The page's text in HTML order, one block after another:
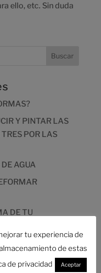
ello, etc. Sin duda
Y PINTAR LAS
POR LAS
AGUA
DE TU
tu experiencia de
de estas
de privacidad
Aceptar